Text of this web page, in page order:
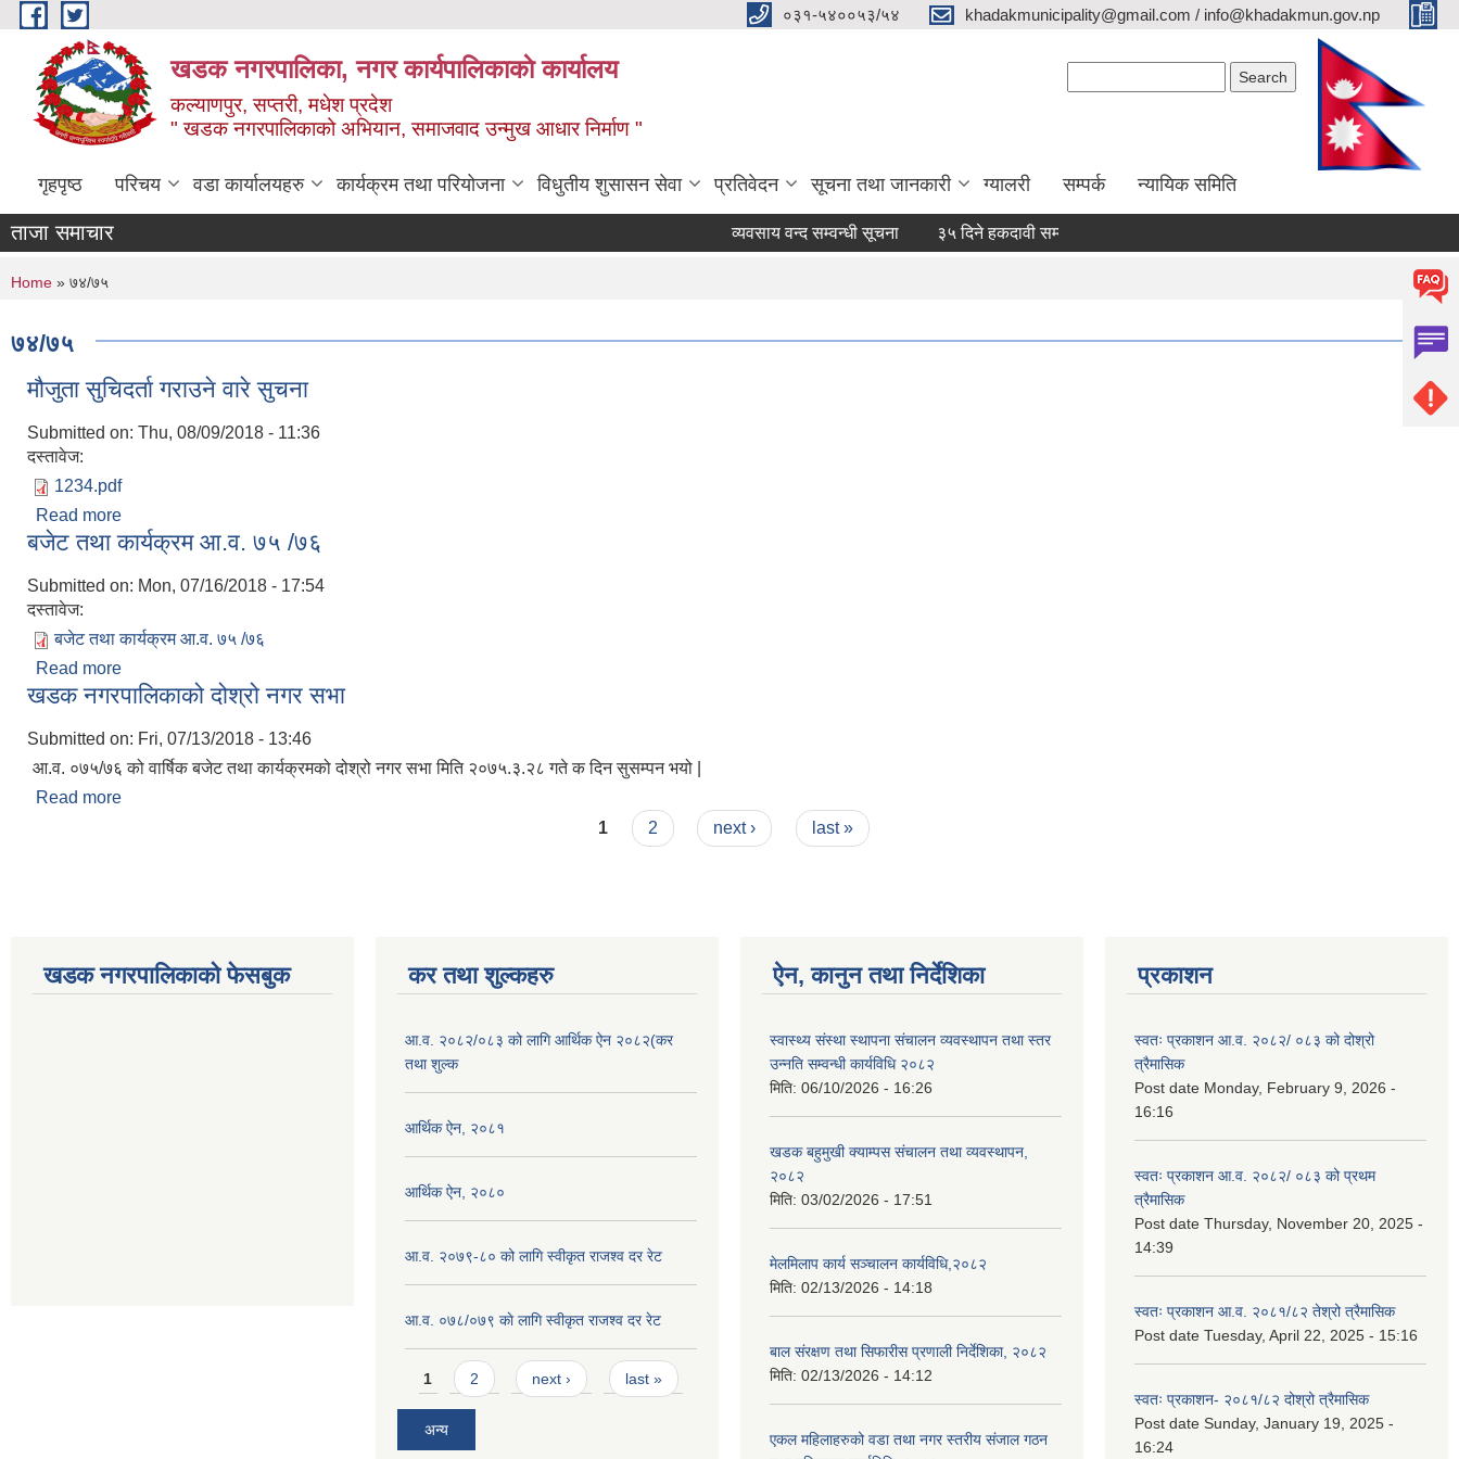
Skip to main content ०३१-५४००५३/५४ khadakmunicipality@gmail.com / info@khadakmun.gov.np
खडक नगरपालिका, नगर कार्यपालिकाकाे कार्यालय
कल्याणपुर, सप्तरी, मधेश प्रदेश
" खडक नगरपालिकाको अभियान, समाजवाद उन्मुख आधार निर्माण "
गृहपृष्ठ परिचय वडा कार्यालयहरु कार्यक्रम तथा परियोजना विधुतीय शुसासन सेवा प्रतिवेदन सूचना तथा जानकारी ग्यालरी सम्पर्क न्यायिक समिति
ताजा समाचार व्यवसाय वन्द सम्वन्धी सूचना ३५ दिने हकदावी सम्वन्धी सार्वजनिक सूचना
You are here
Home » ७४/७५
७४/७५
मौजुता सुचिदर्ता गराउने वारे सुचना
Submitted on: Thu, 08/09/2018 - 11:36
दस्तावेज:
1234.pdf
Read more
बजेट तथा कार्यक्रम आ.व. ७५ /७६
Submitted on: Mon, 07/16/2018 - 17:54
दस्तावेज:
बजेट तथा कार्यक्रम आ.व. ७५ /७६
Read more
खडक नगरपालिकाको दोश्रो नगर सभा
Submitted on: Fri, 07/13/2018 - 13:46
आ.व. ०७५/७६ को वार्षिक बजेट तथा कार्यक्रमको दोश्रो नगर सभा मिति २०७५.३.२८ गते क दिन सुसम्पन भयो |
Read more
1 2 next › last »
खडक नगरपालिकाको फेसबुक कर तथा शुल्कहरु
आ.व. २०८२/०८३ को लागि आर्थिक ऐन २०८२(कर
तथा शुल्क
आर्थिक ऐन, २०८१
आर्थिक ऐन, २०८०
आ.व. २०७९-८० को लागि स्वीकृत राजश्व दर रेट
आ.व. ०७८/०७९ काे लागि स्वीकृत राजश्व दर रेट
Pages
1 2 next › last »
अन्य
ऐन, कानुन तथा निर्देशिका
स्वास्थ्य संस्था स्थापना संचालन व्यवस्थापन तथा स्तर
उन्नति सम्वन्धी कार्यविधि २०८२
मिति: 06/10/2026 - 16:26
खडक बहुमुखी क्याम्पस संचालन तथा व्यवस्थापन,
२०८२
मिति: 03/02/2026 - 17:51
मेलमिलाप कार्य सञ्चालन कार्यविधि,२०८२
मिति: 02/13/2026 - 14:18
बाल संरक्षण तथा सिफारीस प्रणाली निर्देशिका, २०८२
मिति: 02/13/2026 - 14:12
एकल महिलाहरुको वडा तथा नगर स्तरीय संजाल गठन
प्रकाशन
स्वतः प्रकाशन आ.व. २०८२/ ०८३ को दोश्रो
त्रैमासिक
Post date Monday, February 9, 2026 -
16:16
स्वतः प्रकाशन आ.व. २०८२/ ०८३ को प्रथम
त्रैमासिक
Post date Thursday, November 20, 2025 -
14:39
स्वतः प्रकाशन आ.व. २०८१/८२ तेश्रो त्रैमासिक
Post date Tuesday, April 22, 2025 - 15:16
स्वतः प्रकाशन- २०८१/८२ दोश्रो त्रैमासिक
Post date Sunday, January 19, 2025 -
16:24